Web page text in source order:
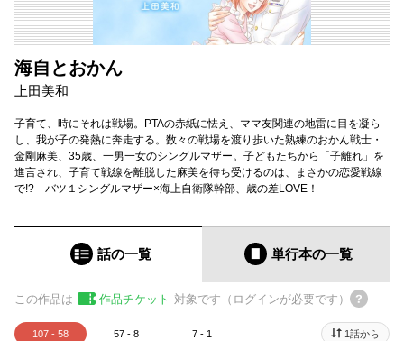
海自とおかん
上田美和
子育て、時にそれは戦場。PTAの赤紙に怯え、ママ友関連の地雷に目を凝ら
し、我が子の発熱に奔走する。数々の戦場を渡り歩いた熟練のおかん戦士・
金剛麻美、35歳、一男一女のシングルマザー。子どもたちから「子離れ」を
進言され、子育て戦線を離脱した麻美を待ち受けるのは、まさかの恋愛戦線
で!? バツ１シングルマザー×海上自衛隊幹部、歳の差LOVE！
話の一覧 単行本の一覧
この作品は 作品チケット 対象です（ログインが必要です）
107 - 58 57 - 8 7 - 1 1話から